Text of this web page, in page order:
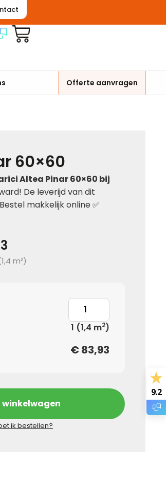
Offerte aanvragen
60×60
Altea Pinar 60×60 bij
De leverijd van dit
makkelijk online ✅
1,4 m²)
1 (1,4 m2)
€ 83,93
winkelwagen
ik bestellen?
9.2